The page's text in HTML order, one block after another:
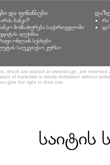
და ფინანსები
ბანკი?
მომსახურება საქართველოში
ალქიმია
ონლაინ სესხები
საუკეთესო კურსი
რა
which are placed at www.lari.ge, are
of materials is strictly forbidden without
give the right to their use.
საიტის